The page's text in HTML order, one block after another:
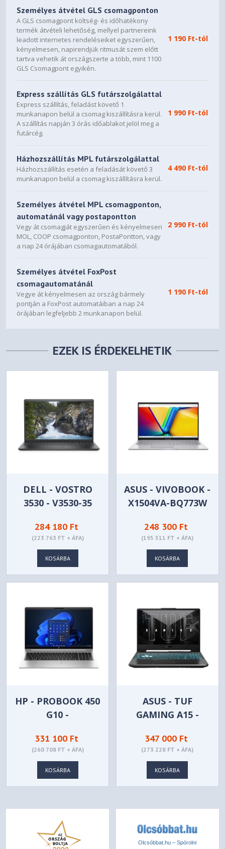
Személyes átvétel GLS csomagponton
A GLS csomagpont költség- és időhatékony
termék átvételi lehetőség, mellyel partnereink
leadott internetes rendeléseiket egyszerűen,
kényelmesen, napirendjük ritmusát szem előtt
tartva vehetik át országszerte a több, mint 1100
GLS Csomagpont egyikén.
1 190 Ft-tól
Express szállítás GLS futárszolgálattal
Express szállítás, feladást követő 1
munkanapon belül a csomag kiszállításra kerül.
A szállítás napján 3 órás időablakot jelöl meg a
futárcég.
1 990 Ft-tól
Házhozszállítás MPL futárszolgálattal
Házhozszállítás esetén a feladását követő 3
munkanapon belül a csomag kiszállításra kerül.
4 490 Ft-tól
Személyes átvétel MPL csomagponton,
automatánál vagy postapontton
Vegy át csomagját egyszerűen és kényelmesen
MOL, COOP csomagponton, PostaPontton, vagy
a nap 24 órájában csomagautomatából.
2 990 Ft-tól
Személyes átvétel FoxPost
csomagautomatánál
Vegye át kényelmesen az ország bármely
pontján a FoxPost automatáiban a nap 24
órájában legfeljebb 2 munkanapon belül.
1 190 Ft-tól
EZEK IS ÉRDEKELHETIK
DELL - VOSTRO
3530 - V3530-35
284 180 Ft
(223 763 FT + ÁFA)
KOSÁRBA
ASUS - VIVOBOOK -
X1504VA-BQ773W
248 300 Ft
(195 511 FT + ÁFA)
KOSÁRBA
HP - PROBOOK 450
G10 -
331 100 Ft
(260 708 FT + ÁFA)
KOSÁRBA
ASUS - TUF
GAMING A15 -
347 000 Ft
(273 228 FT + ÁFA)
KOSÁRBA
Olcsóbbat.hu – Spórolni